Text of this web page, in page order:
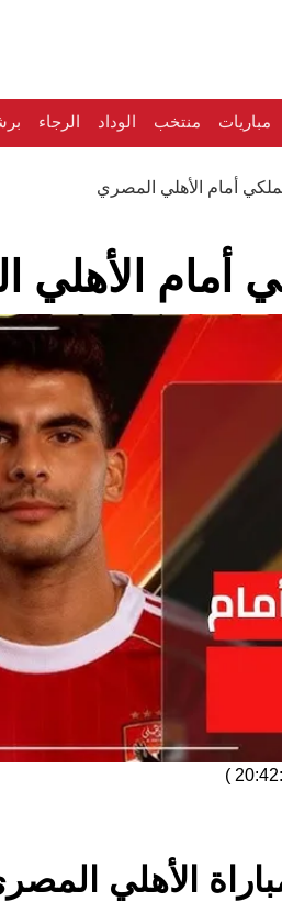
مباريات منتخب الوداد الرجاء
أمام الأهلي المصري
أمام الأهلي
)
الأهلي